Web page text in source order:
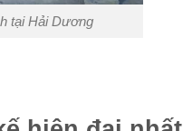
tại Hải Dương